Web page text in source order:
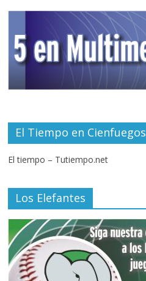
El Tiempo en Cienfuegos
El tiempo – Tutiempo.net
Los Elefantes